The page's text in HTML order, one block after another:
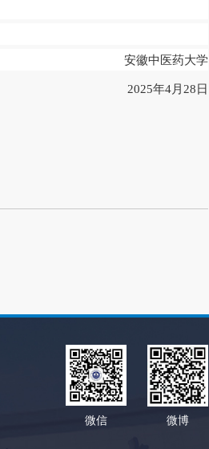
安徽中医药大学
2025年4月 28日
微信 微博